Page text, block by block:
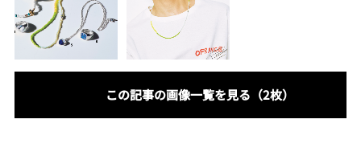
この記事の画像一覧を見る（2枚）